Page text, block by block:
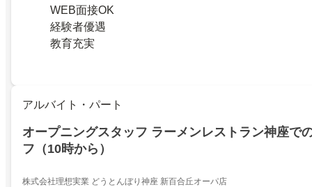
WEB面接OK
経験者優遇
教育充実
アルバイト・パート
オープニングスタッフ ラーメンレストラン神座で
フ（10時から）
株式会社理想実業 どうとんぼり神座 新百合丘オーパ店